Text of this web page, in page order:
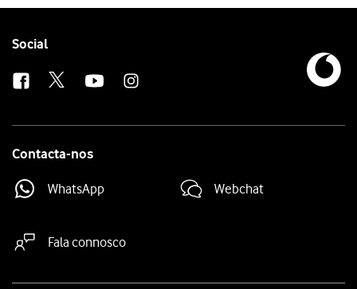
Follow
Social
Contacta-nos
WhatsApp Webchat
Fala connosco